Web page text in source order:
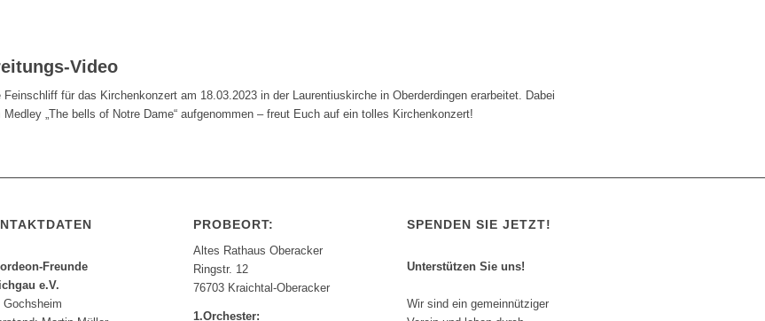
Video
für das Kirchenkonzert am 18.03.2023 in der Laurentiuskirche in Oberderdingen erarbeitet. Dabei
„The bells of Notre Dame“ aufgenommen – freut Euch auf ein tolles Kirchenkonzert!
Freunde
e.V.
Gochsheim
PROBEORT:
Altes Rathaus Oberacker
Ringstr. 12
76703 Kraichtal-Oberacker
1.Orchester:
SPENDEN SIE JETZT!
Unterstützen Sie uns!
Wir sind ein gemeinnütziger